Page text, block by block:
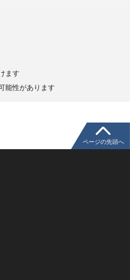
ます
能性があります
ページの先頭へ